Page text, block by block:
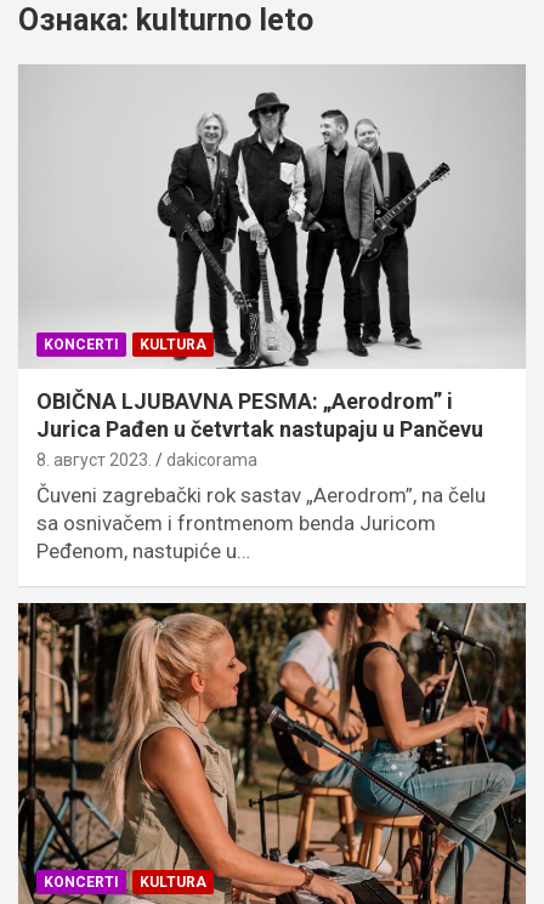
Ознака: kulturno leto
KONCERTI KULTURA
OBIČNA LJUBAVNA PESMA: „Aerodrom” i
Jurica Pađen u četvrtak nastupaju u Pančevu
8. август 2023. dakicorama
Čuveni zagrebački rok sastav „Aerodrom”, na čelu
sa osnivačem i frontmenom benda Juricom
Peđenom, nastupiće u…
KONCERTI KULTURA